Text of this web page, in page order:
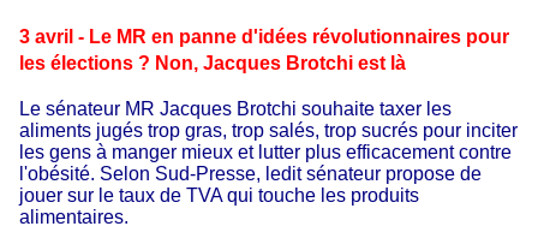
3 avril - Le MR en panne d'idées révolutionnaires pour
les élections ? Non, Jacques Brotchi est là
Le sénateur MR Jacques Brotchi souhaite taxer les
aliments jugés trop gras, trop salés, trop sucrés pour inciter
les gens à manger mieux et lutter plus efficacement contre
l'obésité. Selon Sud-Presse, ledit sénateur propose de
jouer sur le taux de TVA qui touche les produits
alimentaires.